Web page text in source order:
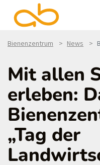
Bienenzentrum News
Mit allen
erleben:
„Tag der